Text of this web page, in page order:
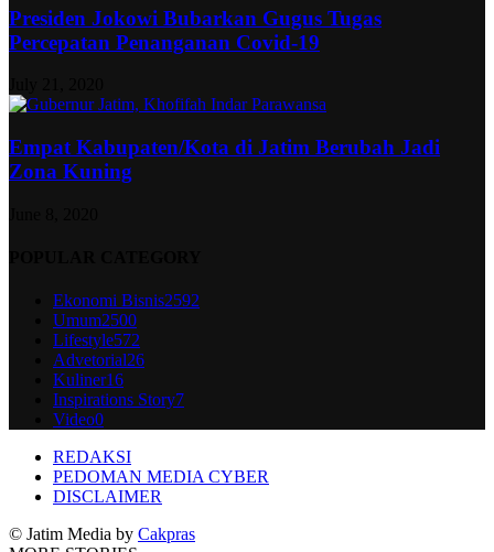
Presiden Jokowi Bubarkan Gugus Tugas
Percepatan Penanganan Covid-19
Empat Kabupaten/Kota di Jatim Berubah Jadi
Zona Kuning
Ekonomi Bisnis2592
Umum2500
Lifestyle572
Advetorial26
Kuliner16
Inspirations Story7
Video0
REDAKSI
PEDOMAN MEDIA CYBER
DISCLAIMER
© Jatim Media by Cakpras